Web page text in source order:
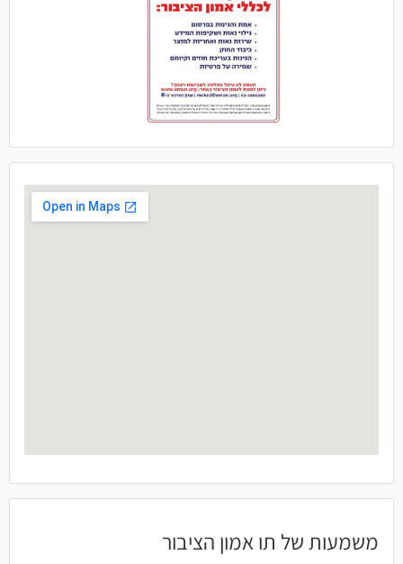
משמעות של תו אמון הציבור